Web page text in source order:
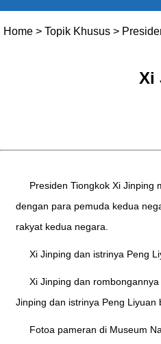
Home > Topik Khusus >
Xi
Presiden Tiongkok Xi Jinping
dengan para pemuda kedua
rakyat kedua negara.
Xi Jinping dan istrinya Peng
Xi Jinping dan
Jinping dan istrinya Peng
Fotoa pameran di Museum